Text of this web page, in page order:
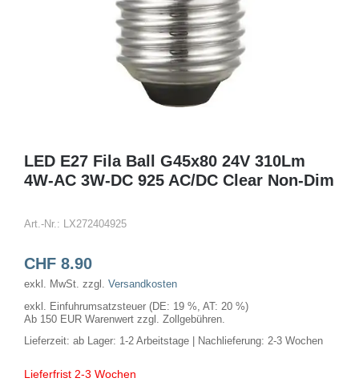
LED E27 Fila Ball G45x80 24V 310Lm
4W-AC 3W-DC 925 AC/DC Clear Non-Dim
Art.-Nr.: LX272404925
CHF8.90
exkl. MwSt. zzgl. Versandkosten
exkl. Einfuhrumsatzsteuer (DE: 19 %, AT: 20 %)
Ab 150 EUR Warenwert zzgl. Zollgebühren.
Lieferzeit: ab Lager: 1-2 Arbeitstage | Nachlieferung: 2-3 Wochen
Lieferfrist 2-3 Wochen